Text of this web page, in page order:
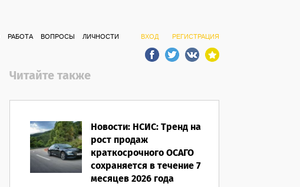
ВХОД РЕГИСТРАЦИЯ
РАБОТА ВОПРОСЫ ЛИЧНОСТИ
Читайте также
Новости: НСИС: Тренд на
рост продаж
краткосрочного ОСАГО
сохраняется в течение 7
месяцев 2026 года